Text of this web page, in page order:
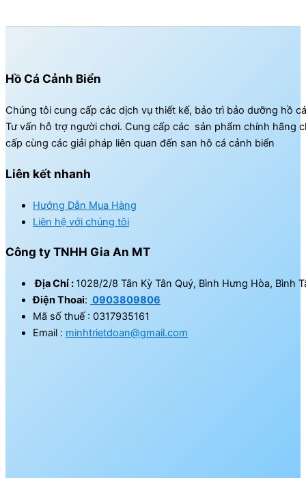
Hồ Cá Cảnh Biển
Chúng tôi cung cấp các dịch vụ thiết kế, bảo trì bảo dưỡng hồ
Tư vấn hỗ trợ người chơi. Cung cấp các sản phẩm chính hãng
cấp cùng các giải pháp liên quan đến san hô cá cảnh biển
Liên kết nhanh
Hướng Dẫn Mua Hàng
Liên hệ với chúng tôi
Công ty TNHH Gia An MT
Địa Chỉ :1028/2/8 Tân Kỳ Tân Quý, Bình Hưng Hòa, Bình
Điện Thoai: 0903809806
Mã số thuế : 0317935161
Email : minhtrietdoan@gmail.com